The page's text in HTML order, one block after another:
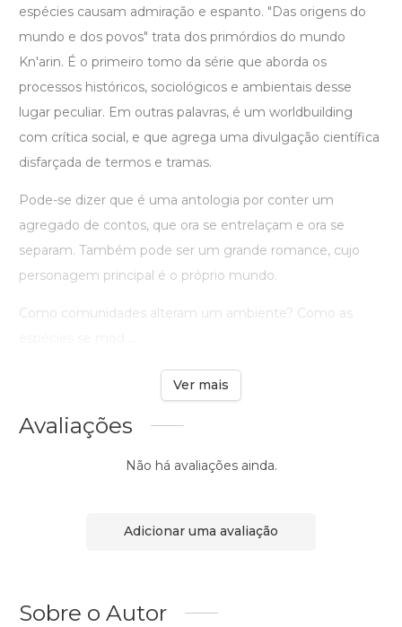
espécies causam admiração e espanto. "Das origens do
mundo e dos povos" trata dos primórdios do mundo
Kn'arin. É o primeiro tomo da série que aborda os
processos históricos, sociológicos e ambientais desse
lugar peculiar. Em outras palavras, é um worldbuilding
com crítica social, e que agrega uma divulgação científica
disfarçada de termos e tramas.
Pode-se dizer que é uma antologia por conter um
agregado de contos, que ora se entrelaçam e ora se
separam. Também pode ser um grande romance, cujo
personagem principal é o próprio mundo.
Como comunidades alteram um ambiente? Como as
Ver mais
Avaliações
Não há avaliações ainda.
Adicionar uma avaliação
Sobre o Autor